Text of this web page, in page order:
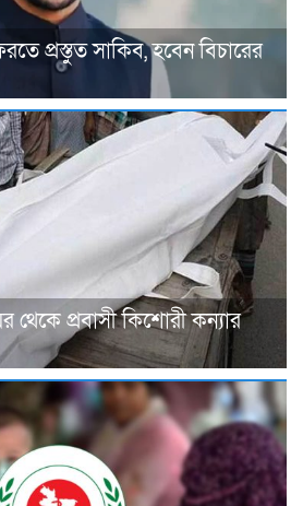
প্রস্তুত সাকিব, হবেন বিচারের
থেকে প্রবাসী কিশোরী কন্যার